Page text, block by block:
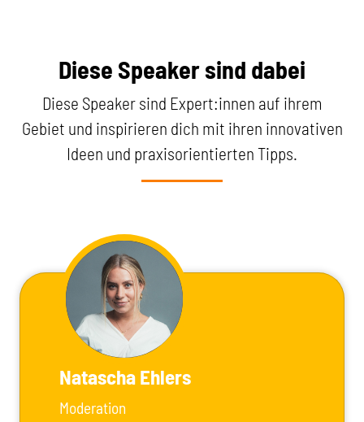
Diese Speaker sind dabei
Diese Speaker sind Expert:innen auf ihrem
Gebiet und inspirieren dich mit ihren innovativen
Ideen und praxisorientierten Tipps.
Natascha Ehlers
Moderation